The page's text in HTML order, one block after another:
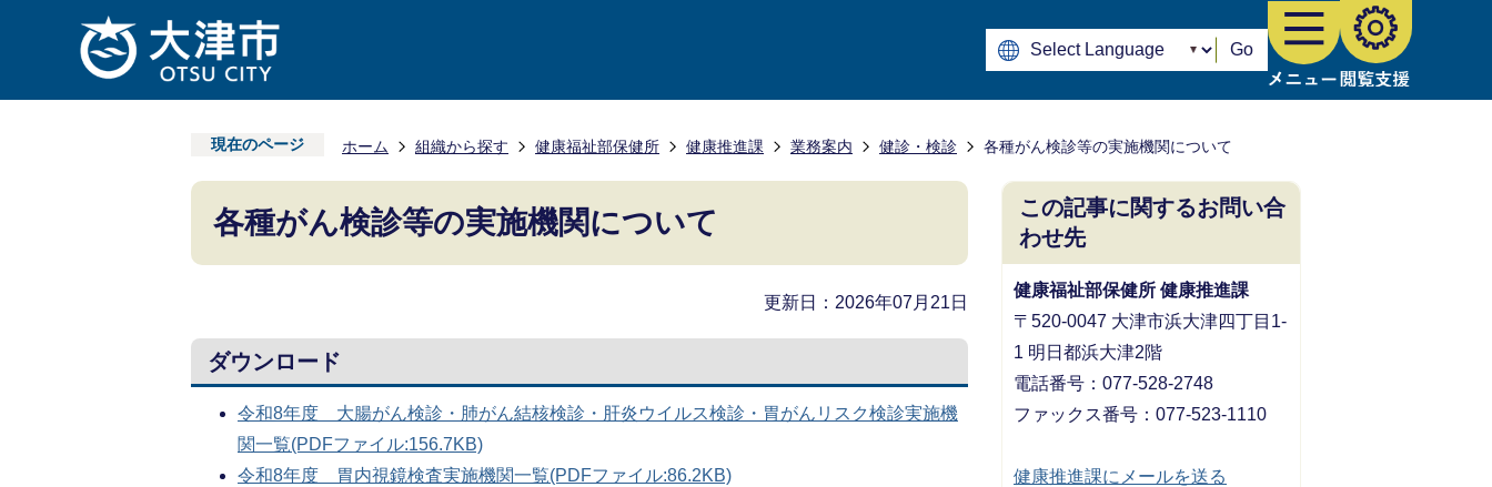
Go
現在のページ ホーム 組織から探す 健康福祉部保健所 健康推進課 業務案内 健診・検診 各種がん検診等の実施機関について
各種がん検診等の実施機関について
更新日：2026年07月21日
ダウンロード
令和8年度 大腸がん検診・肺がん結核検診・肝炎ウイルス検診・胃がんリスク検診実施機
関一覧(PDFファイル:156.7KB)
令和8年度 胃内視鏡検査実施機関一覧(PDFファイル:86.2KB)
この記事に関するお問い合
わせ先
健康福祉部保健所 健康推進課
〒520-0047 大津市浜大津四丁目1-
1 明日都浜大津2階
電話番号：077-528-2748
ファックス番号：077-523-1110
健康推進課にメールを送る